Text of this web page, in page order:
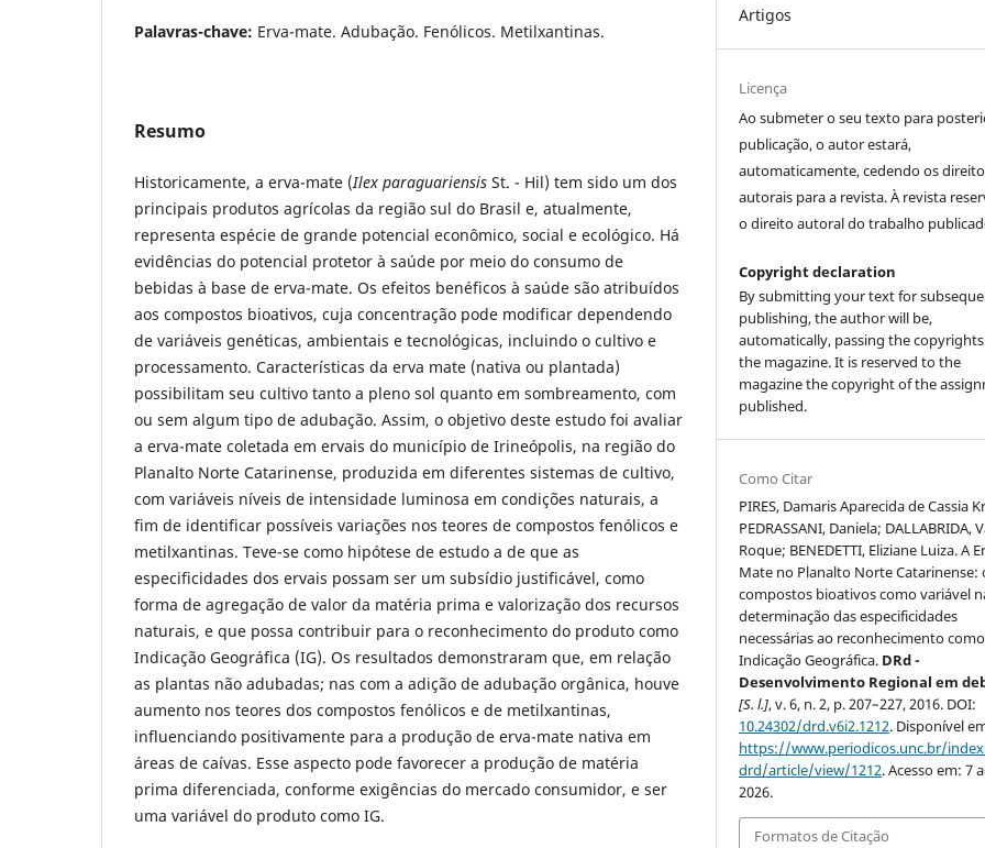
Palavras-chave: Erva-mate. Adubação. Fenólicos. Metilxantinas.
Resumo
Historicamente, a erva-mate (Ilex paraguariensis St. - Hil) tem sido um dos
principais produtos agrícolas da região sul do Brasil e, atualmente,
representa espécie de grande potencial econômico, social e ecológico. Há
evidências do potencial protetor à saúde por meio do consumo de
bebidas à base de erva-mate. Os efeitos benéficos à saúde são atribuídos
aos compostos bioativos, cuja concentração pode modificar dependendo
de variáveis genéticas, ambientais e tecnológicas, incluindo o cultivo e
processamento. Características da erva mate (nativa ou plantada)
possibilitam seu cultivo tanto a pleno sol quanto em sombreamento, com
ou sem algum tipo de adubação. Assim, o objetivo deste estudo foi avaliar
a erva-mate coletada em ervais do município de Irineópolis, na região do
Planalto Norte Catarinense, produzida em diferentes sistemas de cultivo,
com variáveis níveis de intensidade luminosa em condições naturais, a
fim de identificar possíveis variações nos teores de compostos fenólicos e
metilxantinas. Teve-se como hipótese de estudo a de que as
especificidades dos ervais possam ser um subsídio justificável, como
forma de agregação de valor da matéria prima e valorização dos recursos
naturais, e que possa contribuir para o reconhecimento do produto como
Indicação Geográfica (IG). Os resultados demonstraram que, em relação
as plantas não adubadas; nas com a adição de adubação orgânica, houve
aumento nos teores dos compostos fenólicos e de metilxantinas,
influenciando positivamente para a produção de erva-mate nativa em
áreas de caívas. Esse aspecto pode favorecer a produção de matéria
prima diferenciada, conforme exigências do mercado consumidor, e ser
uma variável do produto como IG.
Artigos
Licença
Ao submeter o seu texto para
publicação, o autor estará,
automaticamente, cedendo os
autorais para a revista. À revista
o direito autoral do trabalho
Copyright declaration
By submitting your text for
publishing, the author will be,
automatically, passing the
the magazine. It is reserved to the
magazine the copyright of the
published.
Como Citar
PIRES, Damaris Aparecida de Cassia
PEDRASSANI, Daniela; DALLABRIDA,
Roque; BENEDETTI, Eliziane Luiza. A
Mate no Planalto Norte Catarinense:
compostos bioativos como variável
determinação das especificidades
necessárias ao reconhecimento como
Indicação Geográfica. DRd -
Desenvolvimento Regional em
[S. l.], v. 6, n. 2, p. 207–227, 2016. DOI:
10.24302/drd.v6i2.1212. Disponível
https://www.periodicos.unc.br/
drd/article/view/1212. Acesso em: 7
2026.
Formatos de Citação